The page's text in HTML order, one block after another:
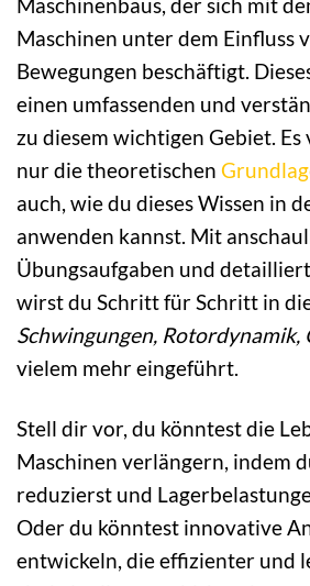
Maschinen unter dem Einfluss
Bewegungen beschäftigt.
einen umfassenden und
zu diesem wichtigen Gebiet.
nur die theoretischen
auch, wie du dieses Wissen in
anwenden kannst. Mit
Übungsaufgaben und
wirst du Schritt für Schritt in
Schwingungen, Rotordynamik,
vielem mehr eingeführt.
Stell dir vor, du könntest die
Maschinen verlängern, indem
reduzierst und
Oder du könntest innovative
entwickeln, die effizienter und